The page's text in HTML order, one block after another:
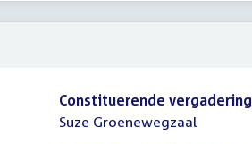
Constituerende vergadering
Suze Groenewegzaal